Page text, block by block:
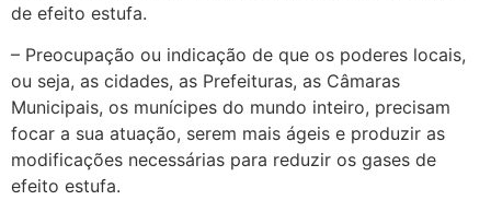
de efeito estufa.
– Preocupação ou indicação de que os poderes locais,
ou seja, as cidades, as Prefeituras, as Câmaras
Municipais, os munícipes do mundo inteiro, precisam
focar a sua atuação, serem mais ágeis e produzir as
modificações necessárias para reduzir os gases de
efeito estufa.